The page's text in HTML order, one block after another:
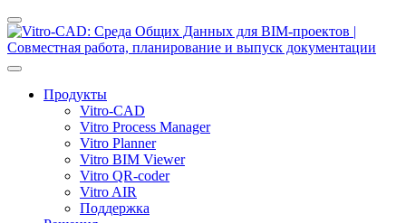
Продукты
Vitro-CAD
Vitro Process Manager
Vitro Planner
Vitro BIM Viewer
Vitro QR-coder
Vitro AIR
Поддержка